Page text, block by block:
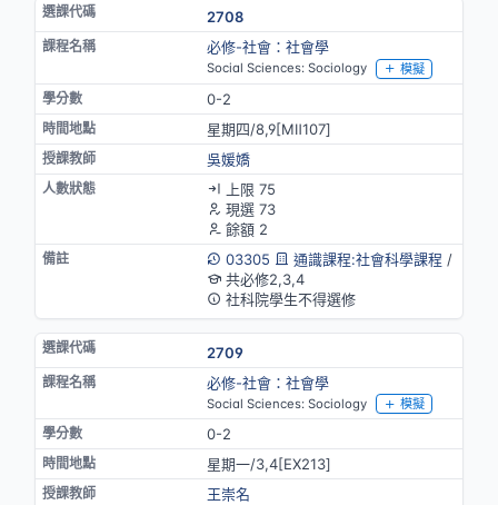
2708
必修-社會：社會學
Social Sciences: Sociology 模擬
0-2
星期四/8,9[MⅡ107]
吳媛嬌
上限 75
現選 73
餘額 2
03305
通識課程:社會科學課程 /
共必修2,3,4
社科院學生不得選修
2709
必修-社會：社會學
Social Sciences: Sociology 模擬
0-2
星期一/3,4[EX213]
王崇名